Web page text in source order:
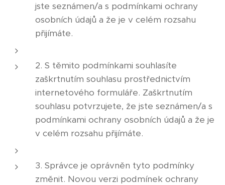
jste seznámen/a s podmínkami ochrany
osobních údajů a že je v celém rozsahu
přijímáte.
2. S těmito podmínkami souhlasíte
zaškrtnutím souhlasu prostřednictvím
internetového formuláře. Zaškrtnutím
souhlasu potvrzujete, že jste seznámen/a s
podmínkami ochrany osobních údajů a že je
v celém rozsahu přijímáte.
3. Správce je oprávněn tyto podmínky
změnit. Novou verzi podmínek ochrany